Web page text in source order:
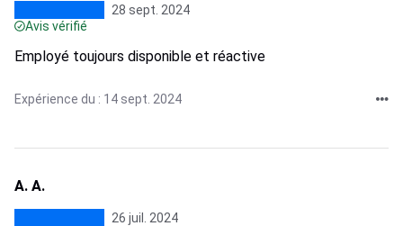
28 sept. 2024
Avis vérifié
Employé toujours disponible et réactive
Expérience du : 14 sept. 2024
A. A.
26 juil. 2024